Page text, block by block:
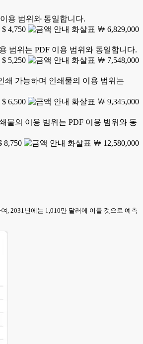
용 범위와 동일합니다.
$ 4,750
￦ 6,829,000
범위는 PDF 이용 범위와 동일합니다.
$ 5,250
￦ 7,548,000
쇄 가능하며 인쇄물의 이용 범위는
$ 6,500
￦ 9,345,000
물의 이용 범위는 PDF 이용 범위와 동
8,750
￦ 12,580,000
, 2031년에는 1,010만 달러에 이를 것으로 예측